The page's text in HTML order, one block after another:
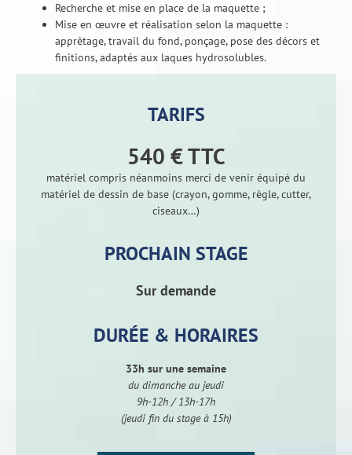
Recherche et mise en place de la maquette ;
Mise en œuvre et réalisation selon la maquette :
apprêtage, travail du fond, ponçage, pose des décors et
finitions, adaptés aux laques hydrosolubles.
TARIFS
540 € TTC
matériel compris néanmoins merci de venir équipé du
matériel de dessin de base (crayon, gomme, règle, cutter,
ciseaux…)
PROCHAIN STAGE
Sur demande
DURÉE & HORAIRES
33h sur une semaine
du dimanche au jeudi
9h-12h / 13h-17h
(jeudi fin du stage à 15h)